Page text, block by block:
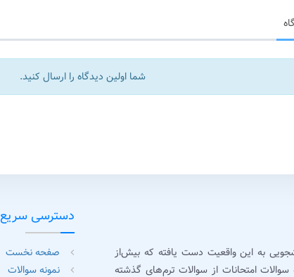
شما اولین دیدگاه را ارسال کنید.
به این واقعیت دست یافته که بیش‌از
سوالات امتحانات از سوالات ترم‌های گذشته
دسترسی سریع
chevron_left صفحه نخست
chevron_left نمونه سوالات